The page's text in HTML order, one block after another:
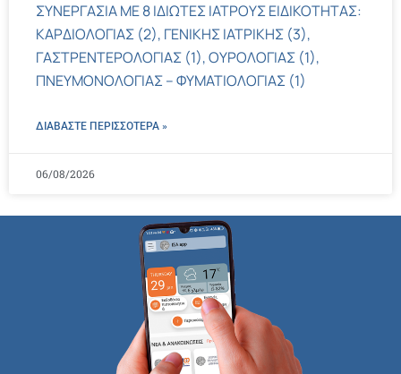
ΣΥΝΕΡΓΑΣΙΑ ΜΕ 8 ΙΔΙΩΤΕΣ ΙΑΤΡΟΥΣ ΕΙΔΙΚΟΤΗΤΑΣ:
ΚΑΡΔΙΟΛΟΓΙΑΣ (2), ΓΕΝΙΚΗΣ ΙΑΤΡΙΚΗΣ (3),
ΓΑΣΤΡΕΝΤΕΡΟΛΟΓΙΑΣ (1), ΟΥΡΟΛΟΓΙΑΣ (1),
ΠΝΕΥΜΟΝΟΛΟΓΙΑΣ – ΦΥΜΑΤΙΟΛΟΓΙΑΣ (1)
ΔΙΑΒΑΣΤΕ ΠΕΡΙΣΣΌΤΕΡΑ »
06/08/2026